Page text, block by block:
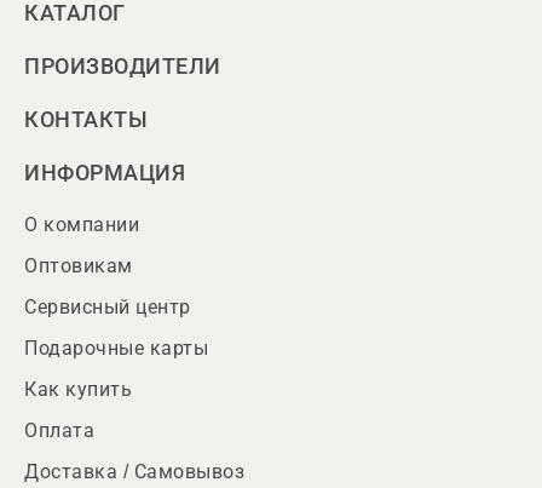
КАТАЛОГ
ПРОИЗВОДИТЕЛИ
КОНТАКТЫ
ИНФОРМАЦИЯ
О компании
Оптовикам
Сервисный центр
Подарочные карты
Как купить
Оплата
Доставка / Самовывоз